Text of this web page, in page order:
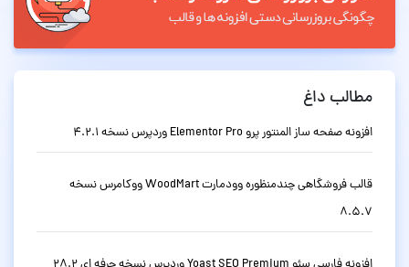
مطالب داغ
افزونه صفحه ساز المنتور پرو Elementor Pro وردپرس نسخه 4.2.1
قالب فروشگاهی چندمنظوره وودمارت WoodMart ووکامرس نسخه
8.5.7